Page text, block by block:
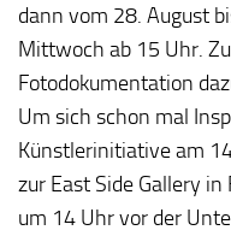
dann vom 28. August
Mittwoch ab 15 Uhr.
Fotodokumentation
Um sich schon mal
Künstlerinitiative am
zur East Side Gallery
um 14 Uhr vor der